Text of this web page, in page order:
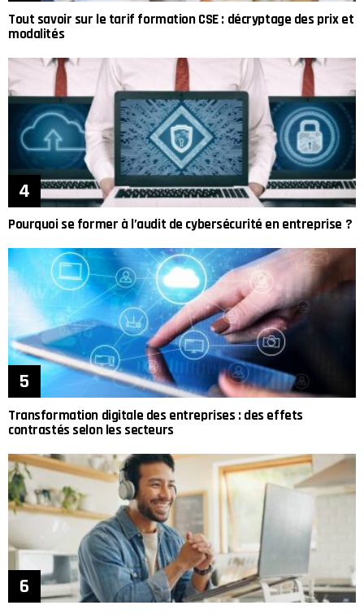
Tout savoir sur le tarif formation CSE : décryptage des prix et
modalités
Pourquoi se former à l’audit de cybersécurité en entreprise ?
Transformation digitale des entreprises : des effets
contrastés selon les secteurs